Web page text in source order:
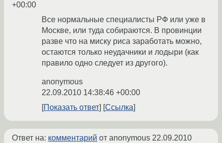
+00:00
Все нормальные специалисты РФ или уже в
Москве, или туда собираются. В провинции
разве что на миску риса заработать можно,
остаются только неудачники и лодыри (как
правило одно следует из другого).
anonymous
22.09.2010 14:38:46 +00:00
Показать ответ
Ссылка
Ответ на: комментарий от anonymous 22.09.2010